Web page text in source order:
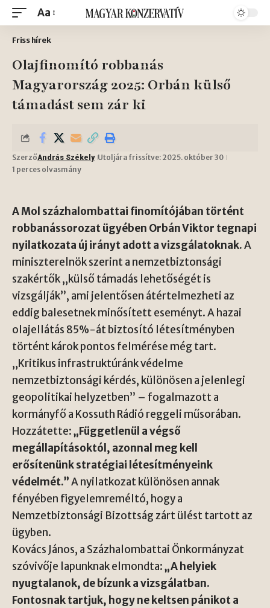
Aa
Friss hírek
Olajfinomító robbanás
Magyarország 2025: Orbán külső
támadást sem zár ki
SzerzőAndrás Székely Utoljára frissítve: 2025. október 30
1 perces olvasmány
A Mol százhalombattai finomítójában történt
robbanássorozat ügyében Orbán Viktor tegnapi
nyilatkozata új irányt adott a vizsgálatoknak.A
miniszterelnök szerint a nemzetbiztonsági
szakértők „külső támadás lehetőségét is
vizsgálják”, ami jelentősen átértelmezheti az
eddig balesetnek minősített eseményt. A hazai
olajellátás 85%-át biztosító létesítményben
történt károk pontos felmérése még tart.
„Kritikus infrastruktúránk védelme
nemzetbiztonsági kérdés, különösen a jelenlegi
geopolitikai helyzetben” – fogalmazott a
kormányfő a Kossuth Rádió reggeli műsorában.
Hozzátette:„Függetlenül a végső
megállapításoktól, azonnal meg kell
erősítenünk stratégiai létesítményeink
védelmét.”A nyilatkozat különösen annak
fényében figyelemreméltó, hogy a
Nemzetbiztonsági Bizottság zárt ülést tartott az
ügyben.
Kovács János, a Százhalombattai Önkormányzat
szóvivője lapunknak elmondta:„A helyiek
nyugtalanok, de bízunk a vizsgálatban.
Fontosnak tartjuk, hogy ne keltsen pánikot a